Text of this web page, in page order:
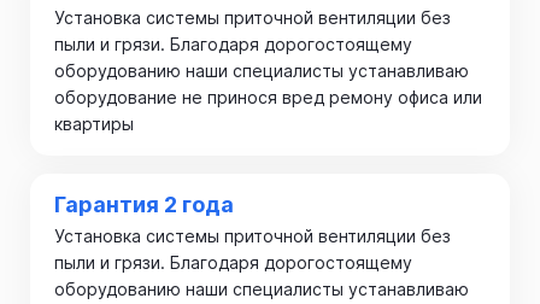
Установка системы приточной вентиляции без
пыли и грязи. Благодаря дорогостоящему
оборудованию наши специалисты устанавливаю
оборудование не принося вред ремону офиса или
квартиры
Гарантия 2 года
Установка системы приточной вентиляции без
пыли и грязи. Благодаря дорогостоящему
оборудованию наши специалисты устанавливаю